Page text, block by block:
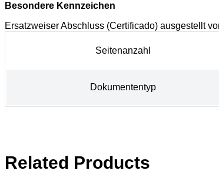
Besondere Kennzeichen
Ersatzweiser Abschluss (Certificado) ausgestellt
Seitenanzahl
Dokumententyp
Related Products